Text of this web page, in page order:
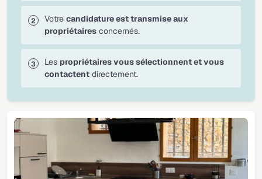
Votre candidature est transmise aux
propriétaires concernés.
Les propriétaires vous sélectionnent et vous
contactent directement.